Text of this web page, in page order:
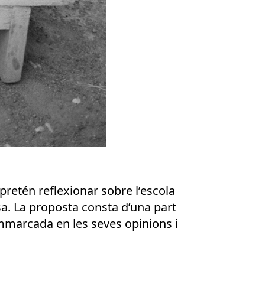
reflexionar sobre l’escola
La proposta consta d’una part
en les seves opinions i